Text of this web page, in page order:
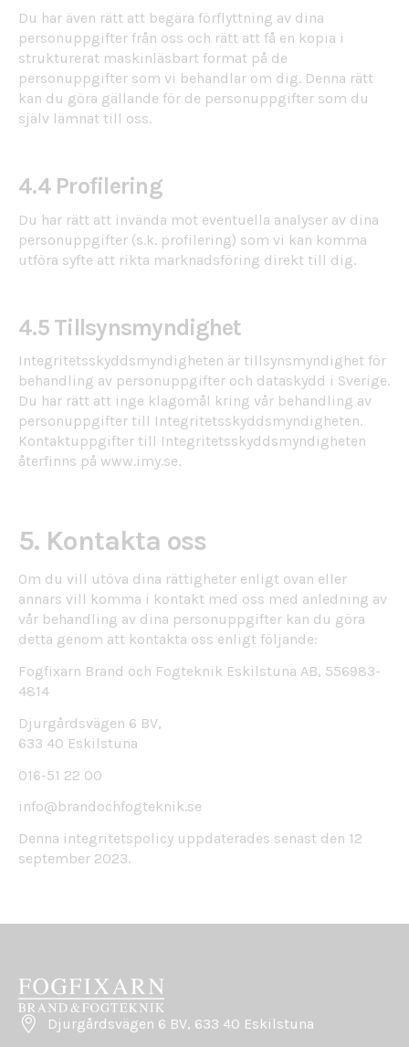
Du har även rätt att begära förflyttning av dina
personuppgifter från oss och rätt att få en kopia i
strukturerat maskinläsbart format på de
personuppgifter som vi behandlar om dig. Denna rätt
kan du göra gällande för de personuppgifter som du
själv lämnat till oss.
4.4 Profilering
Du har rätt att invända mot eventuella analyser av dina
personuppgifter (s.k. profilering) som vi kan komma
utföra syfte att rikta marknadsföring direkt till dig.
4.5 Tillsynsmyndighet
Integritetsskyddsmyndigheten är tillsynsmyndighet för
behandling av personuppgifter och dataskydd i Sverige.
Du har rätt att inge klagomål kring vår behandling av
personuppgifter till Integritetsskyddsmyndigheten.
Kontaktuppgifter till Integritetsskyddsmyndigheten
återfinns på www.imy.se.
5. Kontakta oss
Om du vill utöva dina rättigheter enligt ovan eller
annars vill komma i kontakt med oss med anledning av
vår behandling av dina personuppgifter kan du göra
detta genom att kontakta oss enligt följande:
Fogfixarn Brand och Fogteknik Eskilstuna AB, 556983-
4814
Djurgårdsvägen 6 BV,
633 40 Eskilstuna
016-51 22 00
info@brandochfogteknik.se
Denna integritetspolicy uppdaterades senast den 12
september 2023.
Djurgårdsvägen 6 BV, 633 40 Eskilstuna